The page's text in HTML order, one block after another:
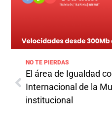
NO TE PIERDAS
El área de Igualdad
Internacional de la
institucional